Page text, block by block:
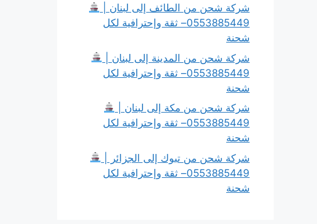
شركة شحن من الطائف إلى لبنان |
0553885449– ثقة وإحترافية لكل
شحنة
شركة شحن من المدينة إلى لبنان |
0553885449– ثقة وإحترافية لكل
شحنة
شركة شحن من مكة إلى لبنان |
0553885449– ثقة وإحترافية لكل
شحنة
شركة شحن من تبوك إلى الجزائر |
0553885449– ثقة وإحترافية لكل
شحنة